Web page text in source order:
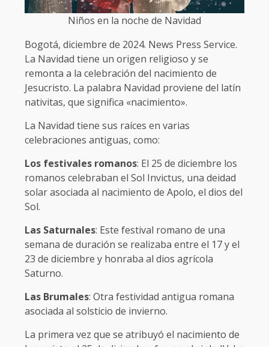
Niños en la noche de Navidad
Bogotá, diciembre de 2024. News Press Service.
La Navidad tiene un origen religioso y se
remonta a la celebración del nacimiento de
Jesucristo. La palabra Navidad proviene del latín
nativitas, que significa «nacimiento».
La Navidad tiene sus raíces en varias
celebraciones antiguas, como:
Los festivales romanos: El 25 de diciembre los
romanos celebraban el Sol Invictus, una deidad
solar asociada al nacimiento de Apolo, el dios del
Sol.
Las Saturnales: Este festival romano de una
semana de duración se realizaba entre el 17 y el
23 de diciembre y honraba al dios agrícola
Saturno.
Las Brumales: Otra festividad antigua romana
asociada al solsticio de invierno.
La primera vez que se atribuyó el nacimiento de